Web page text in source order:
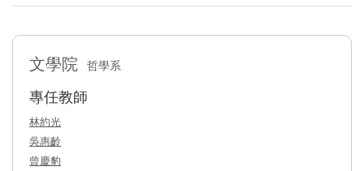
文學院 哲學系
專任教師
林約光
吳惠齡
曾慶豹